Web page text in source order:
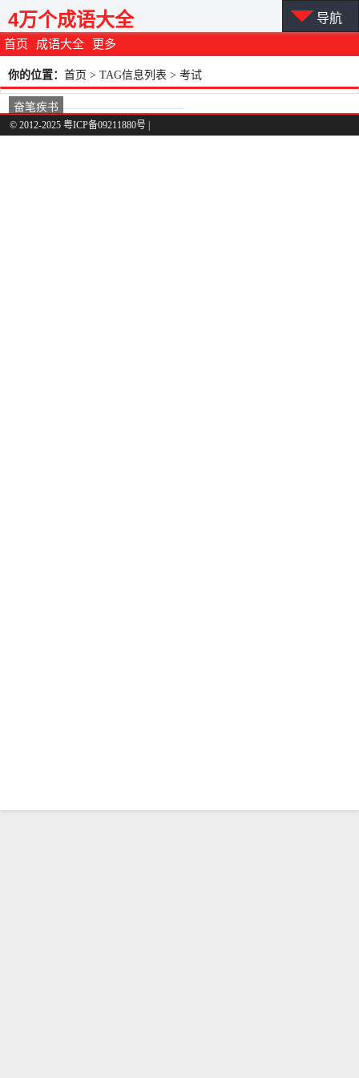
首页 成语大全 更多
4万个成语大全 导航
你的位置： 首页 > TAG信息列表 > 考试
奋笔疾书
© 2012-2025 粤ICP备09211880号 |